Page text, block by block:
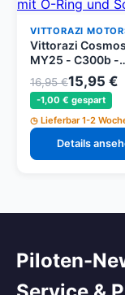
VITTORAZI
Vittorazi
MY25 - C300b -
Kunststoff
Platte für
mit O-Ring und
Schrauben
16,95 €15,95 €
-1,00 € gespart
Lieferbar 1-2
Details
Piloten-